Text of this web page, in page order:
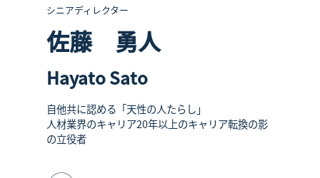
シニアディレクター
佐藤 勇人
Hayato Sato
自他共に認める「天性の人たらし」
人材業界のキャリア20年以上のキャリア転換の影
の立役者